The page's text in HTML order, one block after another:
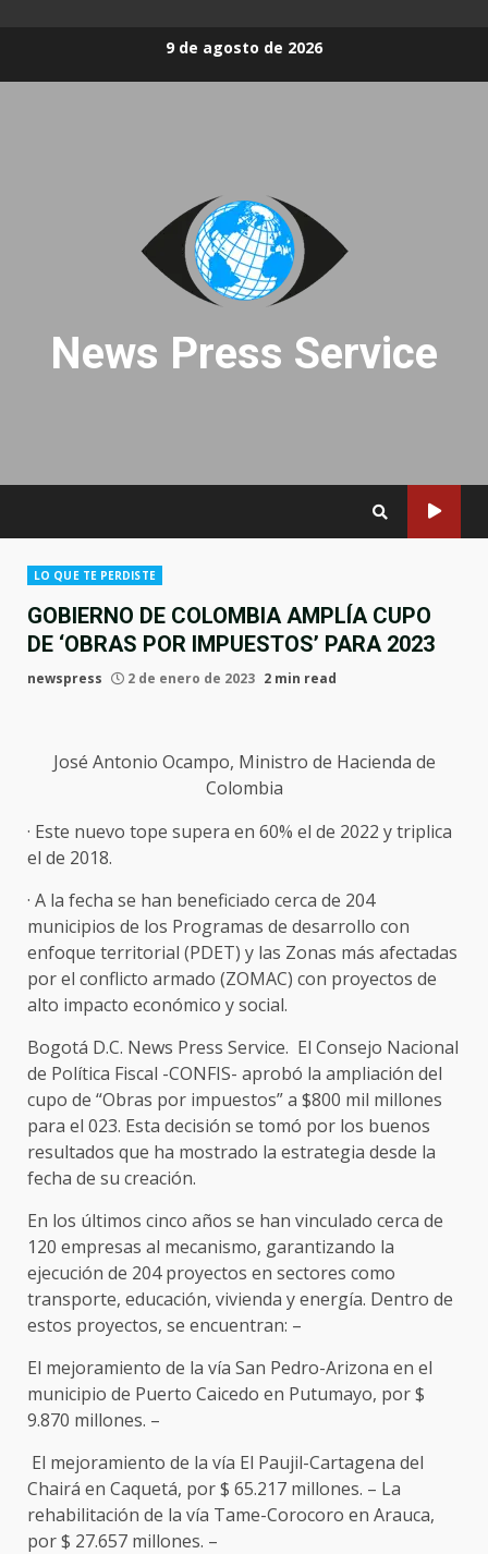
9 de agosto de 2026
News Press Service
LO QUE TE PERDISTE
GOBIERNO DE COLOMBIA AMPLÍA CUPO
DE ‘OBRAS POR IMPUESTOS’ PARA 2023
newspress 2 de enero de 2023 2 min read
José Antonio Ocampo, Ministro de Hacienda de
Colombia
· Este nuevo tope supera en 60% el de 2022 y triplica
el de 2018.
· A la fecha se han beneficiado cerca de 204
municipios de los Programas de desarrollo con
enfoque territorial (PDET) y las Zonas más afectadas
por el conflicto armado (ZOMAC) con proyectos de
alto impacto económico y social.
Bogotá D.C. News Press Service. El Consejo Nacional
de Política Fiscal -CONFIS- aprobó la ampliación del
cupo de “Obras por impuestos” a $800 mil millones
para el 023. Esta decisión se tomó por los buenos
resultados que ha mostrado la estrategia desde la
fecha de su creación.
En los últimos cinco años se han vinculado cerca de
120 empresas al mecanismo, garantizando la
ejecución de 204 proyectos en sectores como
transporte, educación, vivienda y energía. Dentro de
estos proyectos, se encuentran: –
El mejoramiento de la vía San Pedro-Arizona en el
municipio de Puerto Caicedo en Putumayo, por $
9.870 millones. –
El mejoramiento de la vía El Paujil-Cartagena del
Chairá en Caquetá, por $ 65.217 millones. – La
rehabilitación de la vía Tame-Corocoro en Arauca,
por $ 27.657 millones. –